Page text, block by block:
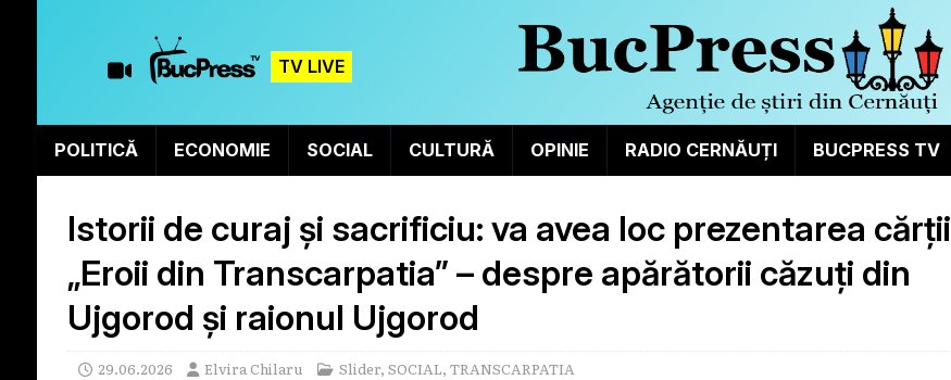
TV LIVE
POLITICĂ ECONOMIE SOCIAL CULTURĂ OPINIE RADIO CERNĂUȚI BUCPRESS TV
Istorii de curaj și sacrificiu: va avea loc prezentarea cărții
„Eroii din Transcarpatia” – despre apărătorii căzuți din
Ujgorod și raionul Ujgorod
29.06.2026 Elvira Chilaru Slider, SOCIAL, TRANSCARPATIA